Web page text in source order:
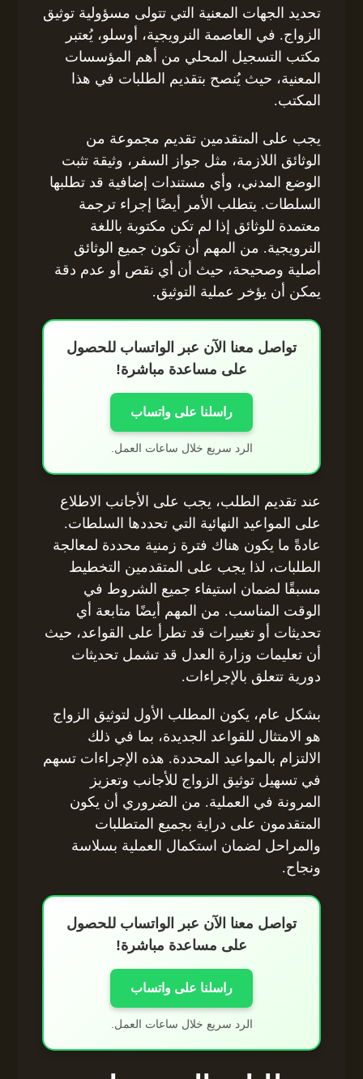
تحديد الجهات المعنية التي تتولى مسؤولية توثيق
الزواج. في العاصمة النرويجية، أوسلو، يُعتبر
مكتب التسجيل المحلي من أهم المؤسسات
المعنية، حيث يُنصح بتقديم الطلبات في هذا
المكتب.
يجب على المتقدمين تقديم مجموعة من
الوثائق اللازمة، مثل جواز السفر، وثيقة تثبت
الوضع المدني، وأي مستندات إضافية قد تطلبها
السلطات. يتطلب الأمر أيضًا إجراء ترجمة
معتمدة للوثائق إذا لم تكن مكتوبة باللغة
النرويجية. من المهم أن تكون جميع الوثائق
أصلية وصحيحة، حيث أن أي نقص أو عدم دقة
يمكن أن يؤخر عملية التوثيق.
تواصل معنا الآن عبر الواتساب للحصول
على مساعدة مباشرة!
راسلنا على واتساب
الرد سريع خلال ساعات العمل.
عند تقديم الطلب، يجب على الأجانب الاطلاع
على المواعيد النهائية التي تحددها السلطات.
عادةً ما يكون هناك فترة زمنية محددة لمعالجة
الطلبات، لذا يجب على المتقدمين التخطيط
مسبقًا لضمان استيفاء جميع الشروط في
الوقت المناسب. من المهم أيضًا متابعة أي
تحديثات أو تغييرات قد تطرأ على القواعد، حيث
أن تعليمات وزارة العدل قد تشمل تحديثات
دورية تتعلق بالإجراءات.
بشكل عام، يكون المطلب الأول لتوثيق الزواج
هو الامتثال للقواعد الجديدة، بما في ذلك
الالتزام بالمواعيد المحددة. هذه الإجراءات تسهم
في تسهيل توثيق الزواج للأجانب وتعزيز
المرونة في العملية. من الضروري أن يكون
المتقدمون على دراية بجميع المتطلبات
والمراحل لضمان استكمال العملية بسلاسة
ونجاح.
تواصل معنا الآن عبر الواتساب للحصول
على مساعدة مباشرة!
راسلنا على واتساب
الرد سريع خلال ساعات العمل.